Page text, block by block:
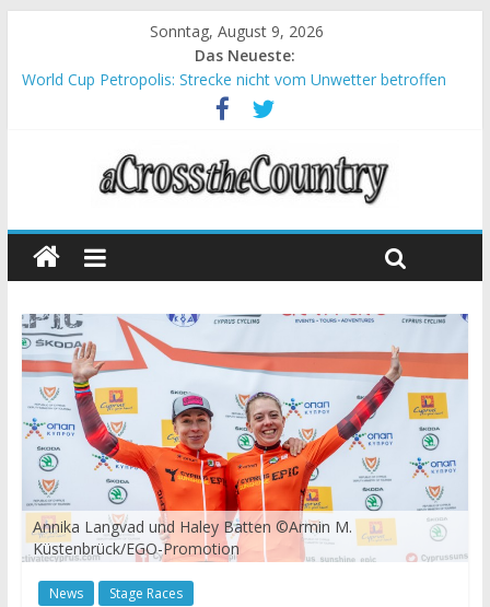
Sonntag, August 9, 2026
Das Neueste:
World Cup Petropolis: Strecke nicht vom Unwetter betroffen
Krumbach und Obergessertshausen: Mountainbike-Bundesliga
Supercup Massi Banyoles: Siege für Carod und Richards
Halbzeit beim Andalucia Bike Race: Weltmeister Seewald führt
Chelva: Schweizer Doppelsieg beim ersten XCO-Rennen der
Annika Langvad und Haley Batten ©Armin M.
Küstenbrück/EGO-Promotion
News Stage Races